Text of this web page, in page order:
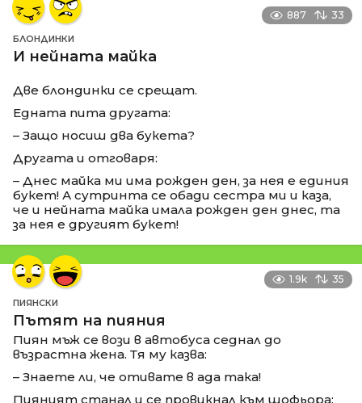
887 33
БЛОНДИНКИ
И нейната майка
Две блондинки се срещат.
Едната пита другата:
– Защо носиш два букета?
Другата и отговаря:
– Днес майка ми има рожден ден, за нея е единия
букет! А сутринта се обади сестра ми и каза,
че и нейната майка имала рожден ден днес, та
за нея е другият букет!
1.9k 35
ПИЯНСКИ
Пътят на пияния
Пиян мъж се вози в автобуса седнал до
възрастна жена. Тя му казва:
– Знаете ли, че отивате в ада така!
Пияният станал и се провикнал към шофьора: